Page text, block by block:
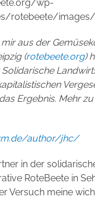
aus der
(rotebeete.org)
Ergebnis. Mehr
author/jhc/
in der
RoteBeete in
Versuch meine